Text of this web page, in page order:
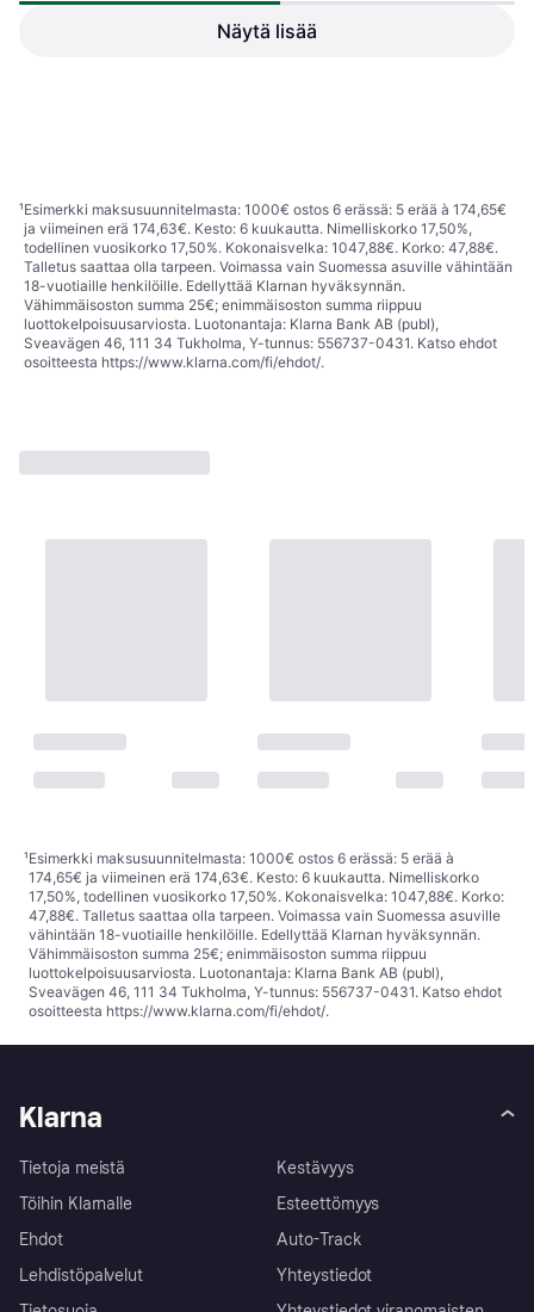
Brother Fikseringsenhed for
Näytä lisää
¹Esimerkki maksusuunnitelmasta: 1000€ ostos 6 erässä: 5 erää à 174,65€
ja viimeinen erä 174,63€. Kesto: 6 kuukautta. Nimelliskorko 17,50%,
todellinen vuosikorko 17,50%. Kokonaisvelka: 1047,88€. Korko: 47,88€.
Talletus saattaa olla tarpeen. Voimassa vain Suomessa asuville vähintään
18-vuotiaille henkilöille. Edellyttää Klarnan hyväksynnän.
Vähimmäisoston summa 25€; enimmäisoston summa riippuu
luottokelpoisuusarviosta. Luotonantaja: Klarna Bank AB (publ),
Sveavägen 46, 111 34 Tukholma, Y-tunnus: 556737-0431. Katso ehdot
osoitteesta https://www.klarna.com/fi/ehdot/.
¹Esimerkki maksusuunnitelmasta: 1000€ ostos 6 erässä: 5 erää à
174,65€ ja viimeinen erä 174,63€. Kesto: 6 kuukautta. Nimelliskorko
17,50%, todellinen vuosikorko 17,50%. Kokonaisvelka: 1047,88€. Korko:
47,88€. Talletus saattaa olla tarpeen. Voimassa vain Suomessa asuville
vähintään 18-vuotiaille henkilöille. Edellyttää Klarnan hyväksynnän.
Vähimmäisoston summa 25€; enimmäisoston summa riippuu
luottokelpoisuusarviosta. Luotonantaja: Klarna Bank AB (publ),
Sveavägen 46, 111 34 Tukholma, Y-tunnus: 556737-0431. Katso ehdot
osoitteesta https://www.klarna.com/fi/ehdot/.
Klarna
Tietoja meistä
Töihin Klarnalle
Ehdot
Lehdistöpalvelut
Kestävyys
Esteettömyys
Auto-Track
Yhteystiedot